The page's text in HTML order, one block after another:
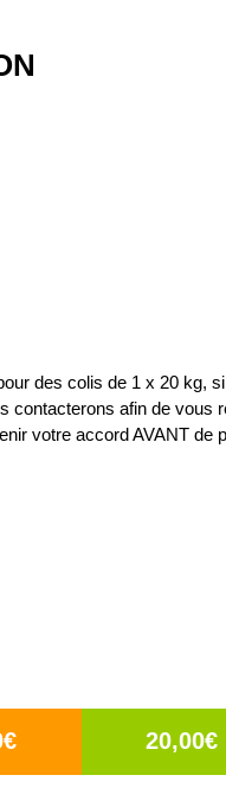
des colis de 1 x 20 kg,
contacterons afin de vous
votre accord AVANT de
20,00€